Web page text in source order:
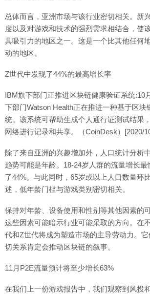
总体而言，亚洲市场与该行业密切相关。新
度以及对游戏和技术的强烈需求相结合，使
具吸引力的地区之一。这是一个比其他任何
动的地区。
Z世代中发现了44%的最高增长率
IBM旗下部门正推进区块链健康验证系统:10
下部门Watson Health正在推进一种基于区块
统。该系统可帮助生成个人通行证测试结果
网络进行记录和共享。（CoinDesk）[2020/
除了来自亚洲的兴趣增加外，人口统计分析
趋势可能是年龄。18-24岁人群的流量增长
了44%。与此同时，65岁或以上人口数量环
述，低年龄门槛与游戏类别密切相关。
保持对年龄、设备使用和性别等其他因素的
这些因素可能暗示行业可能采取的方向。在
代和Z世代将成为塑造市场的主导劳动力。
切关系肯定会推动区块链的叙事。
11月P2E流量预计将至少增长63%
在我们上一份游戏报告中，我们观察到风投